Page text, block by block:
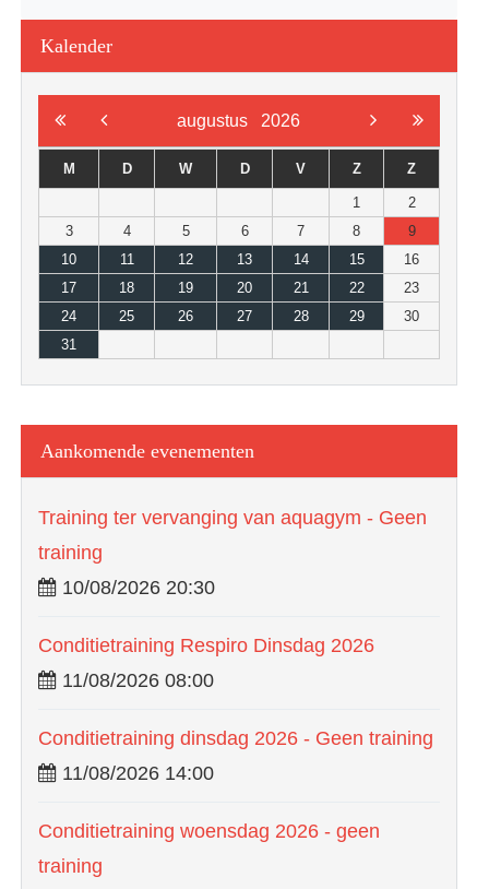
Kalender
augustus 2026
M D W D V Z Z
1
2
3
4 5 6 7 8
9
10
11 12 13 14 15
16
17
18 19 20 21 22
23
24
25 26 27 28 29
30
31
Aankomende evenementen
Training ter vervanging van aquagym - Geen
training
10/08/2026 20:30
Conditietraining Respiro Dinsdag 2026
11/08/2026 08:00
Conditietraining dinsdag 2026 - Geen training
11/08/2026 14:00
Conditietraining woensdag 2026 - geen
training